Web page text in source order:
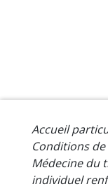
Accueil
Conditions
Médecine du
individuel